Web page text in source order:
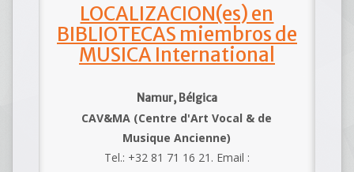
LOCALIZACION(es) en
BIBLIOTECAS miembros de
MUSICA International
Namur, Bélgica
CAV&MA (Centre d'Art Vocal & de
Musique Ancienne)
Tel.: +32 81 71 16 21. Email :